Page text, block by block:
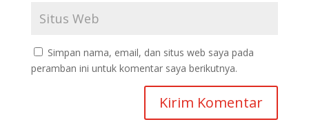
Simpan nama, email, dan situs web saya pada
peramban ini untuk komentar saya berikutnya.